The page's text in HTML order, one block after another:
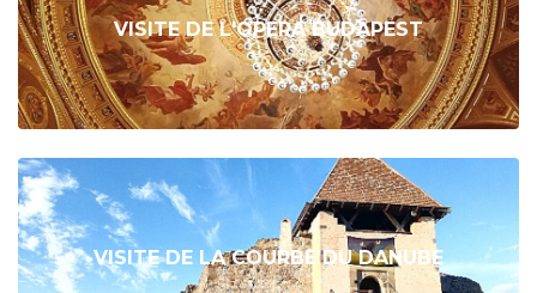
VISITE DE L'OPERA BUDAPEST
VISITE DE LA COURBE DU DANUBE